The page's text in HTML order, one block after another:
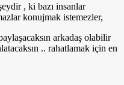
, ki bazı insanlar
konujmak istemezler,
arkadaş olabilir
.. rahatlamak için en